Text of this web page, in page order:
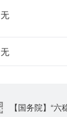
无
无
【国务院】“六